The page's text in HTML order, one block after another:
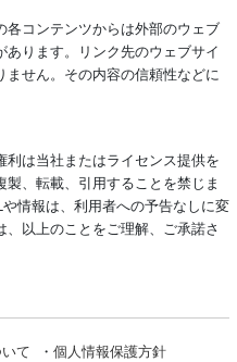
コンテンツからは外部のウェブ
ります。リンク先のウェブサイ
ません。その内容の信頼性などに
は当社またはライセンス提供を
、転載、引用することを禁じま
情報は、利用者への予告なしに変
以上のことをご理解、ご承諾さ
て ・ 個人情報保護方針